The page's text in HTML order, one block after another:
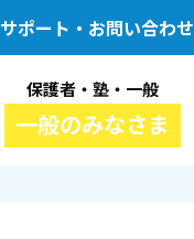
サポート・お問い合わせ
保護者・塾・一般
一般のみなさま